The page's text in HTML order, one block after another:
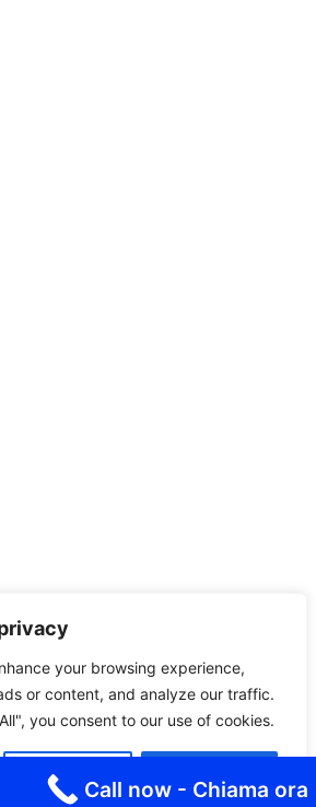
your browsing experience,
or content, and analyze our traffic.
you consent to our use of cookies.
Reject All
Call now - Chiama ora